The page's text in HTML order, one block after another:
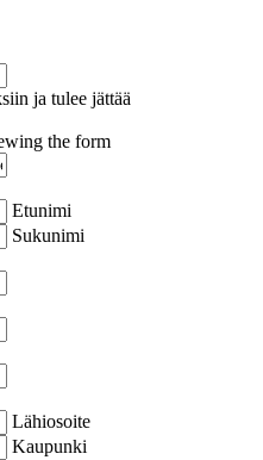
ja tulee jättää
the form
Etunimi
Sukunimi
Lähiosoite
Kaupunki